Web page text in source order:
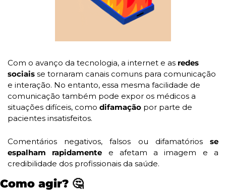
Com o avanço da tecnologia, a internet e as redes
sociais se tornaram canais comuns para comunicação
e interação. No entanto, essa mesma facilidade de
comunicação também pode expor os médicos a
situações difíceis, como difamação por parte de
pacientes insatisfeitos.
Comentários negativos, falsos ou difamatórios se
espalham rapidamente e afetam a imagem e a
credibilidade dos profissionais da saúde.
Como agir? 🤔